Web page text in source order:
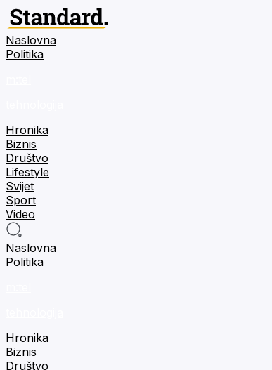
Naslovna
Politika
Hronika
Biznis
Društvo
Lifestyle
Svijet
Sport
Video
Naslovna
Politika
Hronika
Biznis
Društvo